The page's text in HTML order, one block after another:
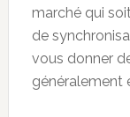
marché qui
de
vous donner
généralement